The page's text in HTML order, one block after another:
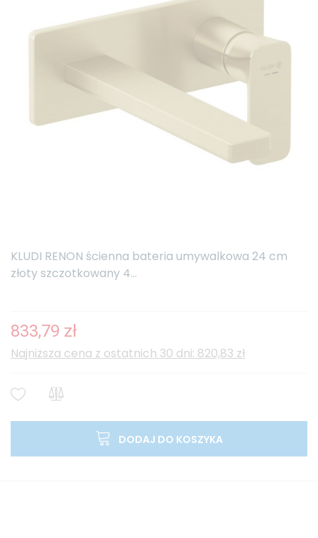
KLUDI RENON ścienna bateria umywalkowa 24 cm
złoty szczotkowany 4...
833,79 zł
Najniższa cena z ostatnich 30 dni: 820,83 zł
DODAJ DO KOSZYKA